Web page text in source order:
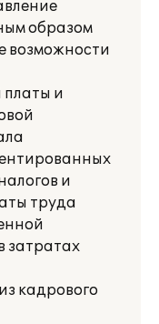
образом
возможности
платы и
и
труда
затратах
кадрового